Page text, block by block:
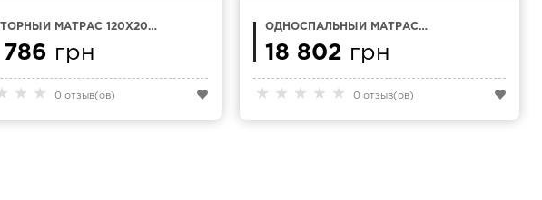
★ ★ 0 отзыв(ов)
МАТРАС 120Х200
грн
★ ★ ★ ★ ★ 0 отзыв(ов)
ОДНОСПАЛЬНЫЙ МАТРАС
18 802 грн